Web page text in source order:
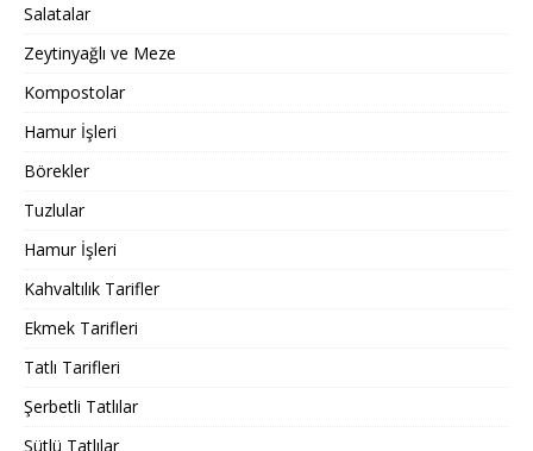
Salatalar
Zeytinyağlı ve Meze
Kompostolar
Hamur İşleri
Börekler
Tuzlular
Hamur İşleri
Kahvaltılık Tarifler
Ekmek Tarifleri
Tatlı Tarifleri
Şerbetli Tatlılar
Sütlü Tatlılar